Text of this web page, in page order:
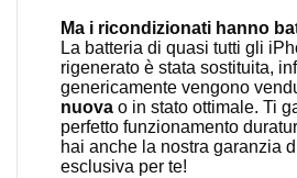
Ma i ricondizionati hanno
La batteria di quasi tutti gli
rigenerato è stata sostituita,
genericamente vengono
nuova o in stato ottimale. Ti
perfetto funzionamento
hai anche la nostra garanzia
esclusiva per te!